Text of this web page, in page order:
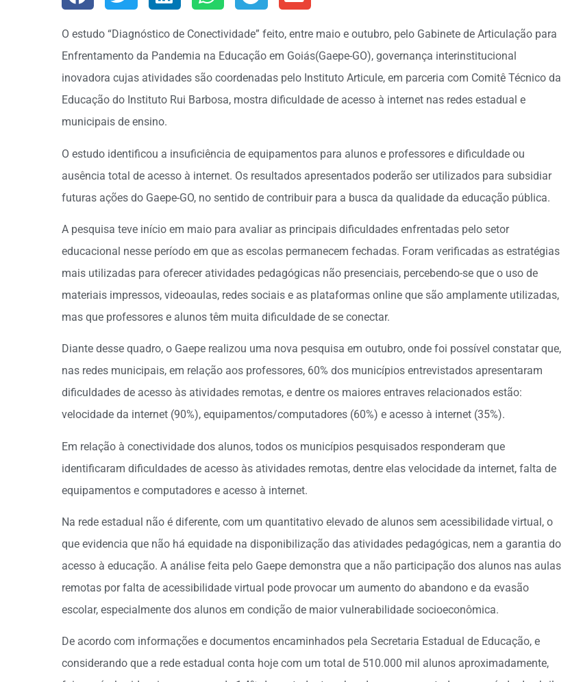
O estudo “Diagnóstico de Conectividade” feito, entre maio e outubro, pelo Gabinete de Articulação para
Enfrentamento da Pandemia na Educação em Goiás(Gaepe-GO), governança interinstitucional
inovadora cujas atividades são coordenadas pelo Instituto Articule, em parceria com Comitê Técnico da
Educação do Instituto Rui Barbosa, mostra dificuldade de acesso à internet nas redes estadual e
municipais de ensino.
O estudo identificou a insuficiência de equipamentos para alunos e professores e dificuldade ou
ausência total de acesso à internet. Os resultados apresentados poderão ser utilizados para subsidiar
futuras ações do Gaepe-GO, no sentido de contribuir para a busca da qualidade da educação pública.
A pesquisa teve início em maio para avaliar as principais dificuldades enfrentadas pelo setor
educacional nesse período em que as escolas permanecem fechadas. Foram verificadas as estratégias
mais utilizadas para oferecer atividades pedagógicas não presenciais, percebendo-se que o uso de
materiais impressos, videoaulas, redes sociais e as plataformas online que são amplamente utilizadas,
mas que professores e alunos têm muita dificuldade de se conectar.
Diante desse quadro, o Gaepe realizou uma nova pesquisa em outubro, onde foi possível constatar que,
nas redes municipais, em relação aos professores, 60% dos municípios entrevistados apresentaram
dificuldades de acesso às atividades remotas, e dentre os maiores entraves relacionados estão:
velocidade da internet (90%), equipamentos/computadores (60%) e acesso à internet (35%).
Em relação à conectividade dos alunos, todos os municípios pesquisados responderam que
identificaram dificuldades de acesso às atividades remotas, dentre elas velocidade da internet, falta de
equipamentos e computadores e acesso à internet.
Na rede estadual não é diferente, com um quantitativo elevado de alunos sem acessibilidade virtual, o
que evidencia que não há equidade na disponibilização das atividades pedagógicas, nem a garantia do
acesso à educação. A análise feita pelo Gaepe demonstra que a não participação dos alunos nas aulas
remotas por falta de acessibilidade virtual pode provocar um aumento do abandono e da evasão
escolar, especialmente dos alunos em condição de maior vulnerabilidade socioeconômica.
De acordo com informações e documentos encaminhados pela Secretaria Estadual de Educação, e
considerando que a rede estadual conta hoje com um total de 510.000 mil alunos aproximadamente,